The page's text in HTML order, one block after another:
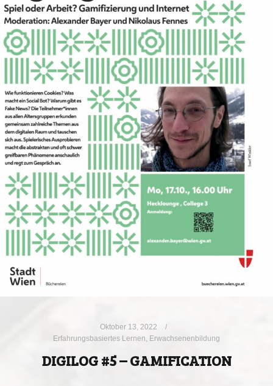
Oktober 13, 2022
Erfahrungsbasiertes Lernen
Erwachsenenbildung
DIGILOG #5 – GAMIFICATION